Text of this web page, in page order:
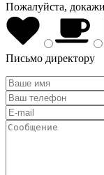
Пожалуйста,
Письмо директору